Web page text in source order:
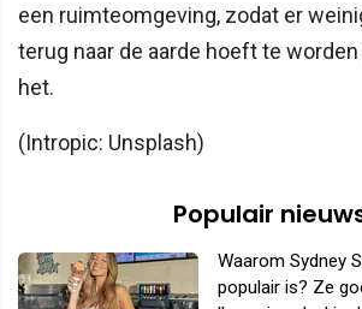
een ruimteomgeving, zodat er
terug naar de aarde hoeft te worden
het.
(Intropic: Unsplash)
Populair
Waarom Sydney
populair is? Ze